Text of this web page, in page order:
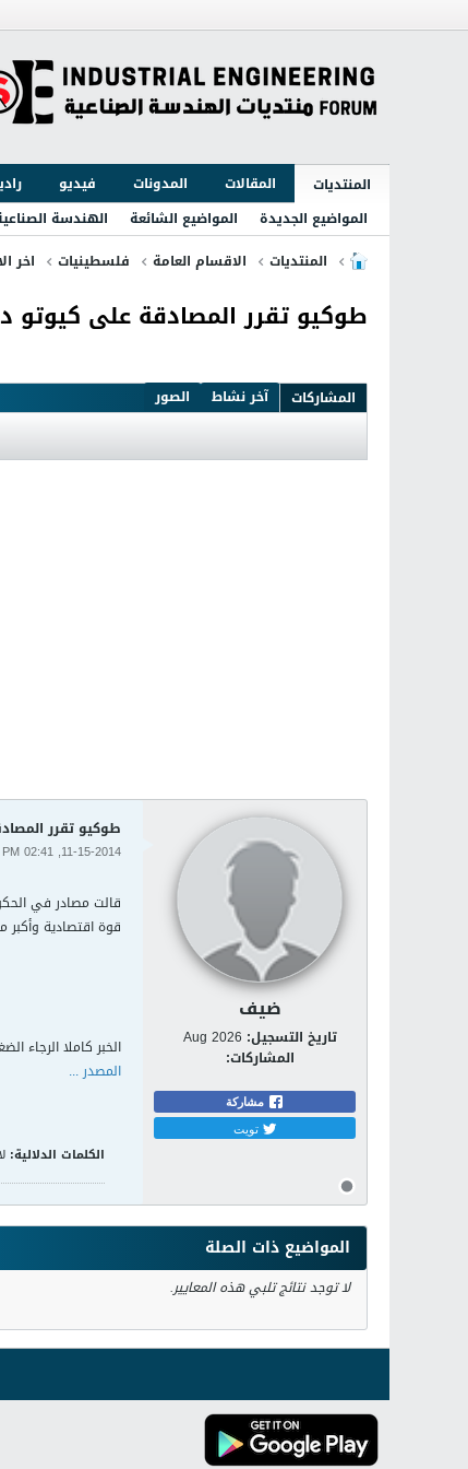
المنتديات المقالات المدونات فيديو
المواضيع الجديدة
المواضيع الشائعة الهندسة
المنتديات
الاقسام العامة فلسطينيات اخر
طوكيو تقرر المصادقة على كيوتو
المشاركات آخر نشاط الصور
ضيف
تاريخ التسجيل: Aug 2026
المشاركات:
مشاركة
تويت
طوكيو تقرر
11-15-2014, 02:41 PM
قالت مصادر في
قوة اقتصادية وأكبر
الخبر كاملا الرجاء
المصدر ...
الكلمات الدلالية:
المواضيع ذات الصلة
لا توجد نتائج تلبي هذه المعايير.